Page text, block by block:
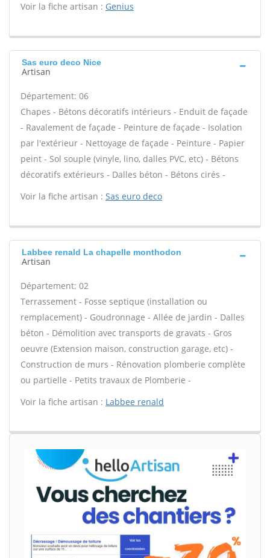
Voir la fiche artisan : Genius
Sas euro deco Nice
Artisan
Département: 06
Chapes - Bétons décoratifs intérieurs - Enduit de façade
- Ravalement de façade - Peinture de façade - Isolation
par l'extérieur - Nettoyage de façade - Peinture - Papier
peint - Sol souple (vinyle, lino, dalles PVC, etc) - Bétons
décoratifs extérieurs - Dalles béton - Bétons cirés -
Voir la fiche artisan : Sas euro deco
Labbee renald La chapelle monthodon
Artisan
Département: 02
Terrassement - Fosse septique (installation ou
remplacement) - Goudronnage - Allée de jardin - Dalles
béton - Démolition avec transports de gravats - Gros
oeuvre (Extension maison, construction garage, etc) -
Construction de murs - Rénovation plomberie complète
ou partielle - Petits travaux de Plomberie -
Voir la fiche artisan : Labbee renald